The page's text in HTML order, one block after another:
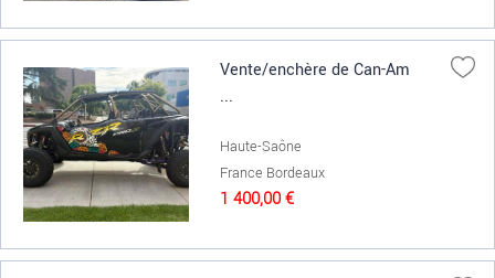
Vente/enchère de Can-Am
...
Haute-Saône
France Bordeaux
1 400,00 €